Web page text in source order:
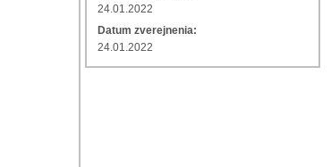
24.01.2022
Datum zverejnenia:
24.01.2022